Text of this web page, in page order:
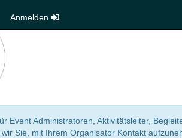
Anmelden
Event Administratoren, Aktivitätsleiter,
Sie, mit Ihrem Organisator Kontakt